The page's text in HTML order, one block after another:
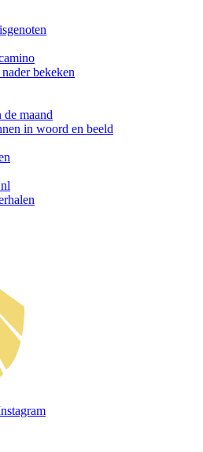
bekeken
maand
in woord en beeld